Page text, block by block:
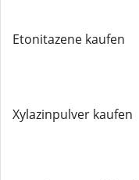
Etonitazene kaufen
Xylazinpulver kaufen